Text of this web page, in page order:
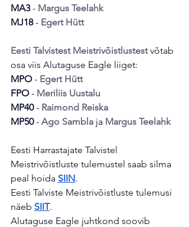
MA3 - Margus Teelahk
MJ18 - Egert Hütt
Eesti Talvistest Meistrivõistlustest võtab
osa viis Alutaguse Eagle liiget:
MPO - Egert Hütt
FPO - Meriliis Uustalu
MP40 - Raimond Reiska
MP50 - Ago Sambla ja Margus Teelahk
Eesti Harrastajate Talvistel
Meistrivõistluste tulemustel saab silma
peal hoida SIIN.
Eesti Talviste Meistrivõistluste tulemusi
näeb SIIT.
Alutaguse Eagle juhtkond soovib